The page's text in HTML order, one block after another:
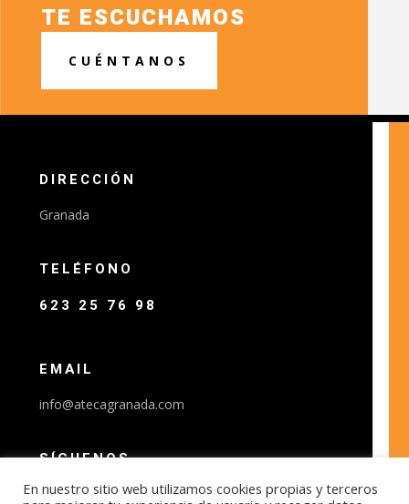
TE ESCUCHAMOS
CUÉNTANOS
DIRECCIÓN
Granada
TELÉFONO
623 25 76 98
EMAIL
info@atecagranada.com
SÍGUENOS
En nuestro sitio web utilizamos cookies propias y terceros